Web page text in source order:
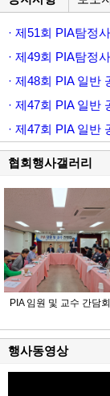
· 제51회 PIA탐정
· 제49회 PIA탐정
· 제48회 PIA 일반
· 제47회 PIA 일반
· 제47회 PIA 일반
협회행사갤러리
PIA 임원 및 교수 간담회
행사동영상